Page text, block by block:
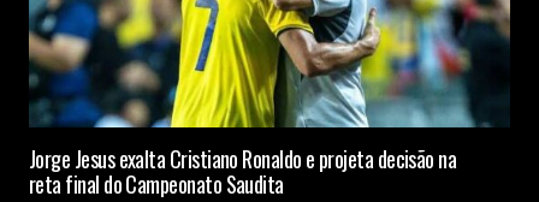
Jorge Jesus exalta Cristiano Ronaldo e projeta decisão na
reta final do Campeonato Saudita